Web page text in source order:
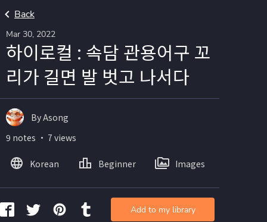
Back
Mar 30, 2022
하이로컬 : 속담 관용어구 꼬
리가 길면 발 벗고 나서다
By Asong
9 notes ・ 7 views
Korean Beginner Images
Add to my library